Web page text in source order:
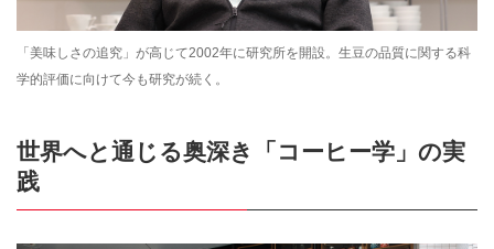
「美味しさの追究」が高じて2002年に研究所を開設。生豆の品質に関する科
学的評価に向けて今も研究が続く。
世界へと通じる奥深き「コーヒー学」の実
践